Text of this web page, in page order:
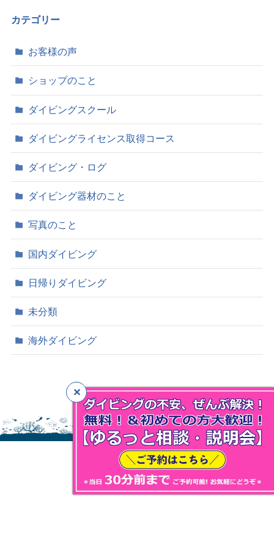
イ
カテゴリー
お客様の声
ショップのこと
ダイビングスクール
ダイビングライセンス取得コース
ダイビング・ログ
ダイビング器材のこと
写真のこと
国内ダイビング
日帰りダイビング
未分類
海外ダイビング